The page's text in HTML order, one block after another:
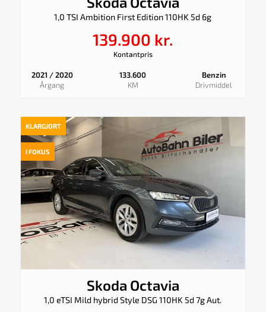
1,0 TSI Ambition First Edition 110HK 5d 6g
139.900 kr.
Kontantpris
2021 / 2020
Årgang
133.600
KM
Benzin
Drivmiddel
KLARGJORT
I FOKUS
Skoda Octavia
1,0 eTSI Mild hybrid Style DSG 110HK 5d 7g Aut.